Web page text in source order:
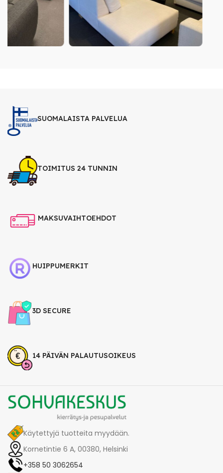
SUOMALAISTA PALVELUA
TOIMITUS 24 TUNNIN
MAKSUVAIHTOEHDOT
HUIPPUMERKIT
3D SECURE
14 PÄIVÄN PALAUTUSOIKEUS
Käytettyjä tuotteita myydään.
Kornetintie 6 A, 00380, Helsinki
+358 50 3062654